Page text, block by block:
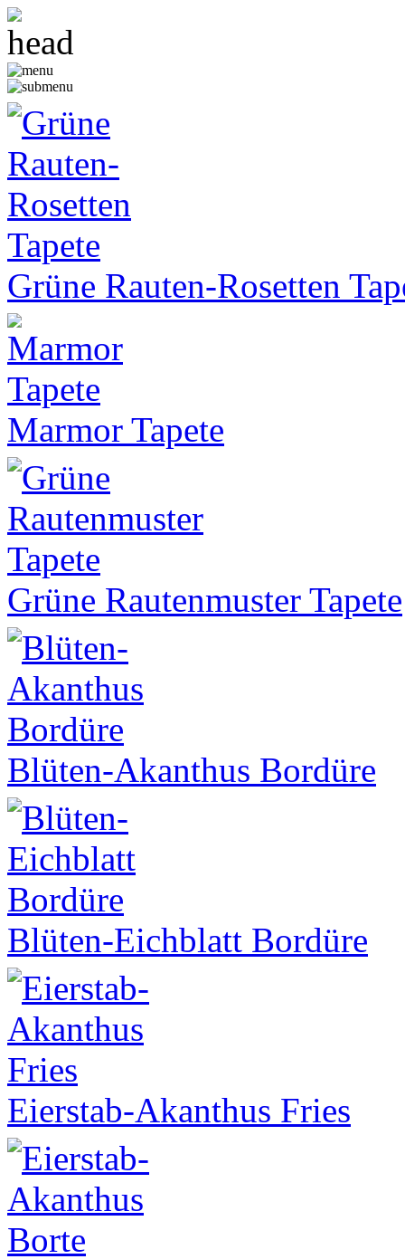
Grüne Rauten-Rosetten
Marmor Tapete
Grüne Rautenmuster Tapete
Blüten-Akanthus Bordüre
Blüten-Eichblatt Bordüre
Eierstab-Akanthus Fries